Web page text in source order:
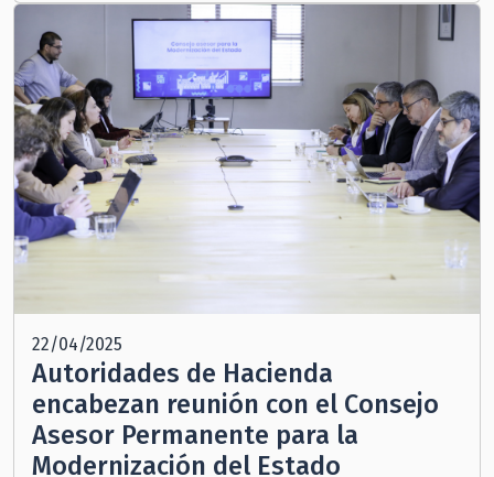
22/04/2025
Autoridades de Hacienda
encabezan reunión con el Consejo
Asesor Permanente para la
Modernización del Estado